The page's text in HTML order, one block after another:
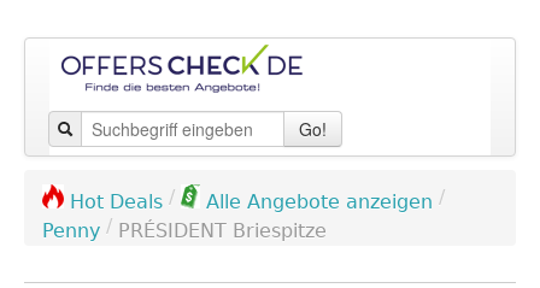
Go!
Hot Deals / Alle Angebote anzeigen /
Penny / PRÉSIDENT Brie­spitze